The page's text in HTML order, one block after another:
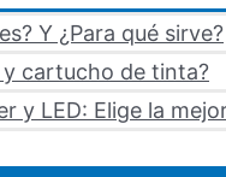
Y ¿Para qué sirve?
cartucho de tinta?
y LED: Elige la